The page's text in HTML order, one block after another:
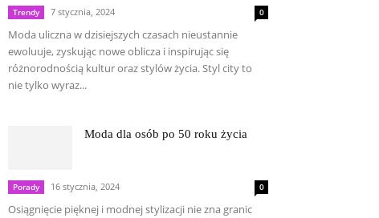
Trendy 7 stycznia, 2024 0
Moda uliczna w dzisiejszych czasach nieustannie
ewoluuje, zyskując nowe oblicza i inspirując się
różnorodnością kultur oraz stylów życia. Styl city to
nie tylko wyraz...
Moda dla osób po 50 roku życia
Porady 16 stycznia, 2024 0
Osiągnięcie pięknej i modnej stylizacji nie zna granic